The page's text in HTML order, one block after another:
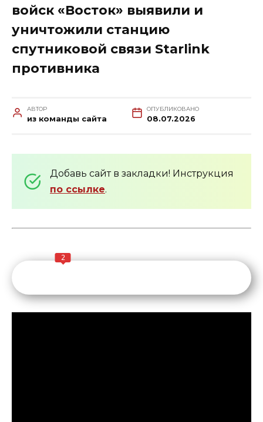
войск «Восток» выявили и
уничтожили станцию
спутниковой связи Starlink
противника
АВТОР
из команды сайта
ОПУБЛИКОВАНО
08.07.2026
Добавь сайт в закладки! Инструкция
по ссылке.
2